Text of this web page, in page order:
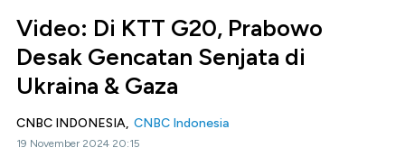
Video: Di KTT G20, Prabowo
Desak Gencatan Senjata di
Ukraina & Gaza
CNBC INDONESIA, CNBC Indonesia
19 November 2024 20:15